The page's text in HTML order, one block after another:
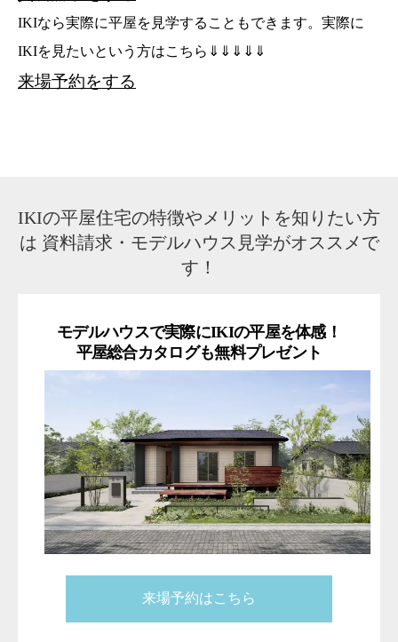
IKIなら実際に平屋を見学することもできます。実際に
IKIを見たいという方はこちら⇓⇓⇓⇓⇓
来場予約をする
IKIの平屋住宅の特徴やメリットを知りたい方
は 資料請求・モデルハウス見学がオススメで
す！
モデルハウスで実際にIKIの平屋を体感！
平屋総合カタログも無料プレゼント
来場予約はこちら